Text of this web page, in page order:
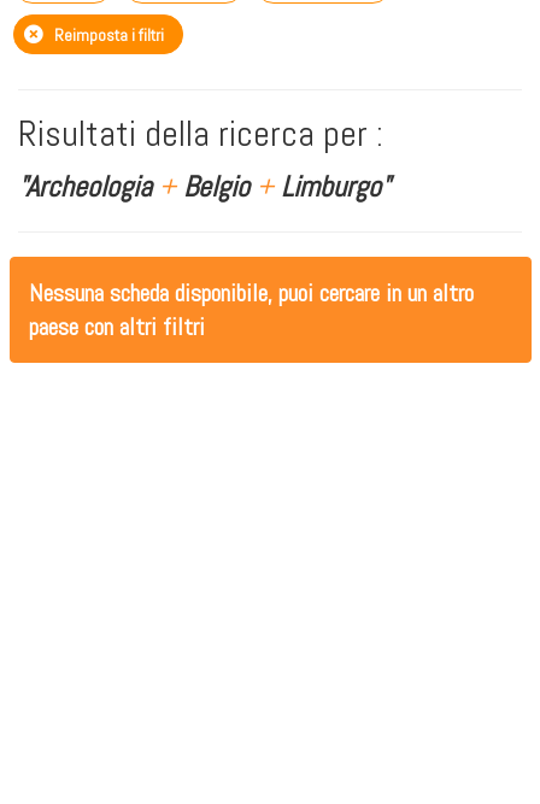
Reimposta i filtri
Risultati della ricerca per :
"Archeologia +Belgio +Limburgo"
Nessuna scheda disponibile, puoi cercare in un altro
paese con altri filtri